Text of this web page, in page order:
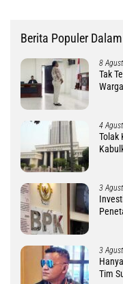
Berita Populer
8
Tak
4
Tolak
3
3
Tim